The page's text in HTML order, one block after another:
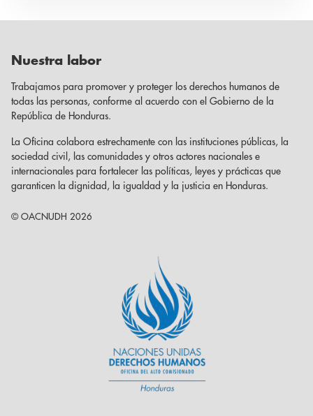
Nuestra labor
Trabajamos para promover y proteger los derechos humanos de
todas las personas, conforme al acuerdo con el Gobierno de la
República de Honduras.
La Oficina colabora estrechamente con las instituciones públicas, la
sociedad civil, las comunidades y otros actores nacionales e
internacionales para fortalecer las políticas, leyes y prácticas que
garanticen la dignidad, la igualdad y la justicia en Honduras.
© OACNUDH 2026